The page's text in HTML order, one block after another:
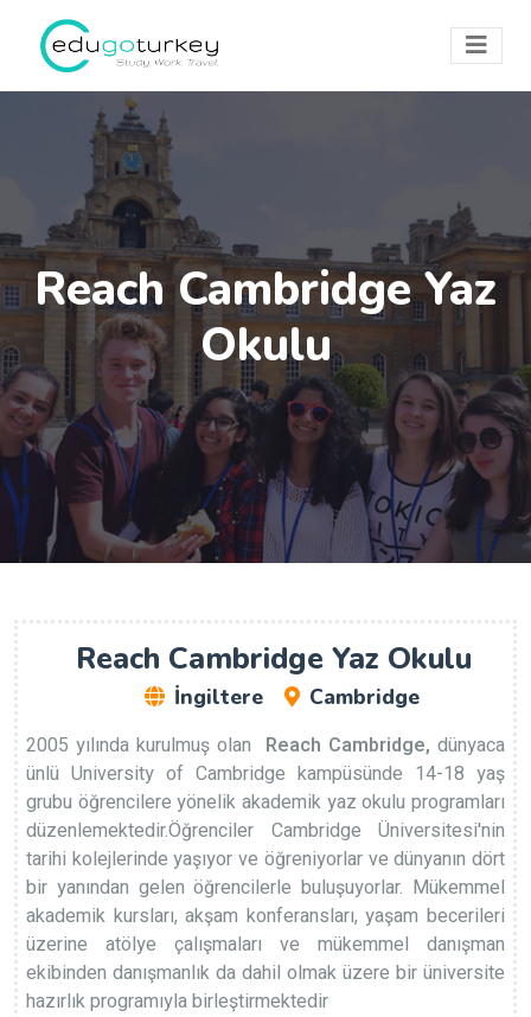
Reach Cambridge Yaz
Okulu
Reach Cambridge Yaz Okulu
İngiltere
Cambridge
2005 yılında kurulmuş olan Reach Cambridge, dünyaca
ünlü University of Cambridge kampüsünde 14-18 yaş
grubu öğrencilere yönelik akademik yaz okulu programları
düzenlemektedir.Öğrenciler Cambridge Üniversitesi'nin
tarihi kolejlerinde yaşıyor ve öğreniyorlar ve dünyanın dört
bir yanından gelen öğrencilerle buluşuyorlar. Mükemmel
akademik kursları, akşam konferansları, yaşam becerileri
üzerine atölye çalışmaları ve mükemmel danışman
ekibinden danışmanlık da dahil olmak üzere bir üniversite
hazırlık programıyla birleştirmektedir